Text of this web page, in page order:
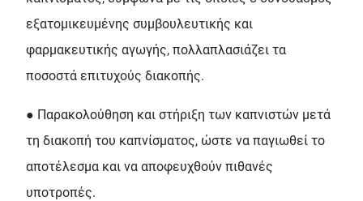
εξατομικευμένης συμβουλευτικής και
φαρμακευτικής αγωγής, πολλαπλασιάζει τα
ποσοστά επιτυχούς διακοπής.
● Παρακολούθηση και στήριξη των καπνιστών μετά
τη διακοπή του καπνίσματος, ώστε να παγιωθεί το
αποτέλεσμα και να αποφευχθούν πιθανές
υποτροπές.